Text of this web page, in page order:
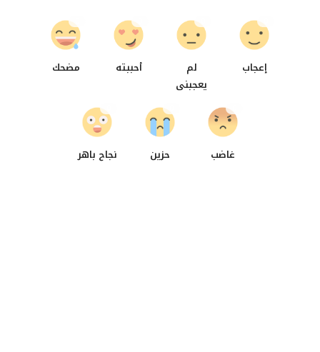
إعجاب
لم
يعجبنى
أحببته مضحك
غاضب
0
حزين نجاح باهر